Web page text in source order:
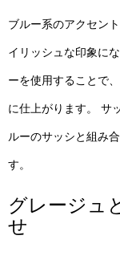
ブルー系のアクセン
イリッシュな印象に
ーを使用することで
に仕上がります。 サ
ルーのサッシと組み
す。
グレージュ
せ